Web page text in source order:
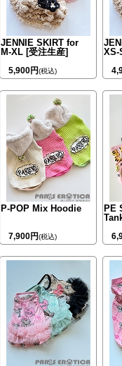
JENNIE SKIRT for
M-XL [受注生産]
5,900円(税込)
XS-
P-POP Mix Hoodie
7,900円(税込)
PE